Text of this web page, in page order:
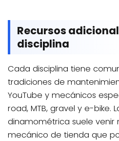
Recursos
disciplina
Cada disciplina tiene
tradiciones de
YouTube y mecánicos
road, MTB, gravel y e-bike.
dinamométrica suele venir
mecánico de tienda que